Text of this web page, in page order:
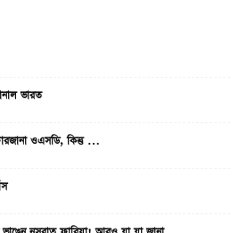
ভারত
ওএসডি, কিন্তু …